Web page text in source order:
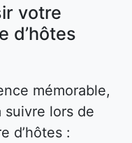
votre
d’hôtes
mémorable,
suivre lors de
d’hôtes :